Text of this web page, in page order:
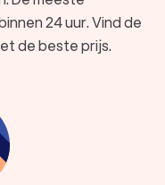
24 uur. Vind de
de beste prijs.